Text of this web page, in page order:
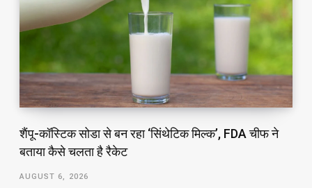
शैंपू-कॉस्टिक सोडा से बन रहा ‘सिंथेटिक मिल्क’, FDA चीफ ने
बताया कैसे चलता है रैकेट
AUGUST 6, 2026